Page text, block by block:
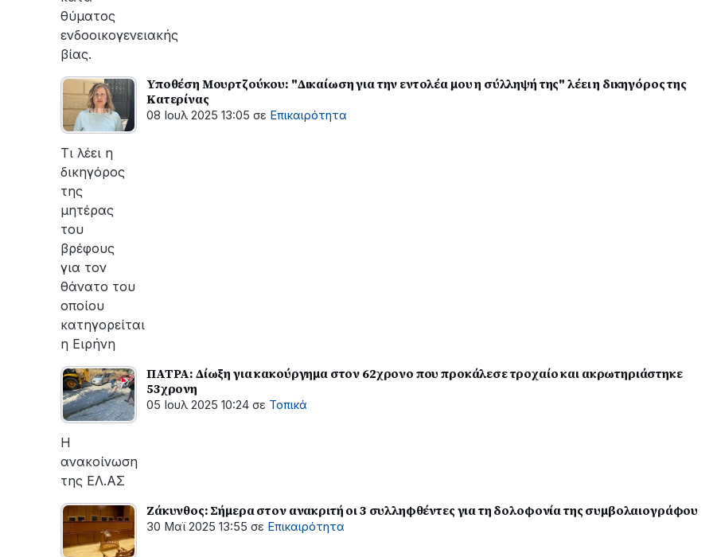
θύματος
ενδοοικογενειακής
βίας.
Υποθέση Μουρτζούκου: "Δικαίωση για την εντολέα μου η σύλληψή της" λέει η δικηγόρος της
Κατερίνας
08 Ιουλ 2025 13:05 σε Επικαιρότητα
Τι λέει η
δικηγόρος
της
μητέρας
του
βρέφους
για τον
θάνατο του
οποίου
κατηγορείται
η Ειρήνη
ΠΑΤΡΑ: Δίωξη για κακούργημα στον 62χρονο που προκάλεσε τροχαίο και ακρωτηριάστηκε
53χρονη
05 Ιουλ 2025 10:24 σε Τοπικά
Η
ανακοίνωση
της ΕΛ.ΑΣ
Ζάκυνθος: Σήμερα στον ανακριτή οι 3 συλληφθέντες για τη δολοφονία της συμβολαιογράφου
30 Μαϊ 2025 13:55 σε Επικαιρότητα